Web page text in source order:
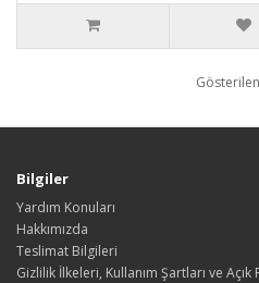
Bilgiler
Yardım Konuları
Hakkımızda
Teslimat Bilgileri
Gizlilik İlkeleri, Kullanım Şartları ve Açık